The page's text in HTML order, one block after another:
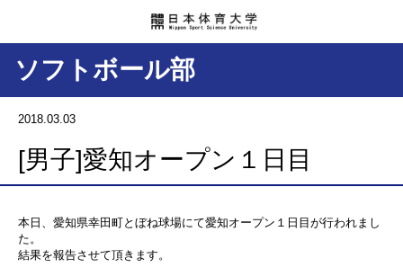
ソフトボール部
2018.03.03
[男子]愛知オープン１日目
本日、愛知県幸田町とぼね球場にて愛知オープン１日目が行われまし
た。
結果を報告させて頂きます。